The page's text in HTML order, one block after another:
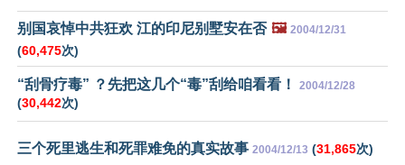
别国哀悼中共狂欢 江的印尼别墅安在否 🖼️ 2004/12/31
(60,475次)
“刮骨疗毒” ？先把这几个“毒”刮给咱看看！ 2004/12/28
(30,442次)
三个死里逃生和死罪难免的真实故事 2004/12/13 (31,865次)